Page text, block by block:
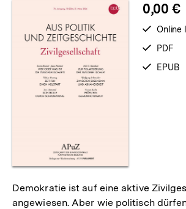
0,00 €
zum
Online
als
PDF
EPUB
Demokratie ist auf eine aktive
angewiesen. Aber wie politisch